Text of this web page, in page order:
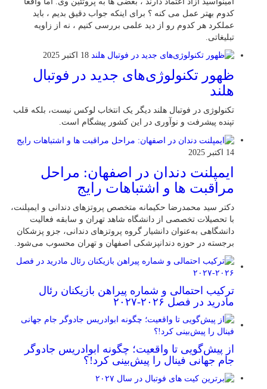
کدوم بهتر عمل می‌ کنه ؟ برای اینکه جواب دقیق بدیم ، باید
عملکرد هر کدوم رو از دید علمی بررسی کنیم ، نه از زاویه
تبلیغاتی.
18 اکتبر 2025
ظهور تکنولوژی‌های جدید در فوتبال
هلند
تکنولوژی در فوتبال هلند دیگر یک انتخاب لوکس نیست، بلکه قلب
تپنده پیشرفت و نوآوری در این کشور پیشگام است.
14 اکتبر 2025
ایمپلنت دندان در اصفهان: مراحل
مراقبت ها و اشتباهات رایج
دکتر سید محمدرضا حکیمانه متخصص پروتزهای دندانی و ایمپلنت،
با تحصیلات تخصصی از دانشگاه شاهد تهران و سابقه فعالیت
دانشگاهی به‌عنوان دانشیار گروه پروتزهای دندانی، جزو پزشکان
برجسته در حوزه دندانپزشکی اصفهان و تهران محسوب می‌شود.
ترکیب احتمالی و شماره پیراهن بازیکنان رئال
مادرید در فصل ۲۰۲۶-۲۰۲۷
از پیش‌گویی تا واقعیت؛ چگونه ابوادریس جادوگر
جام جهانی فینال را پیش‌بینی کرد!؟